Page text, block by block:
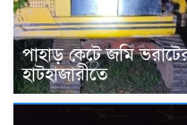
পাহাড় কেটে জমি
হাটহাজারীতে